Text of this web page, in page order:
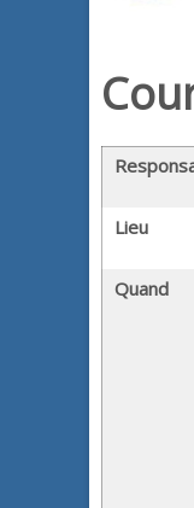
Lieu
Quand